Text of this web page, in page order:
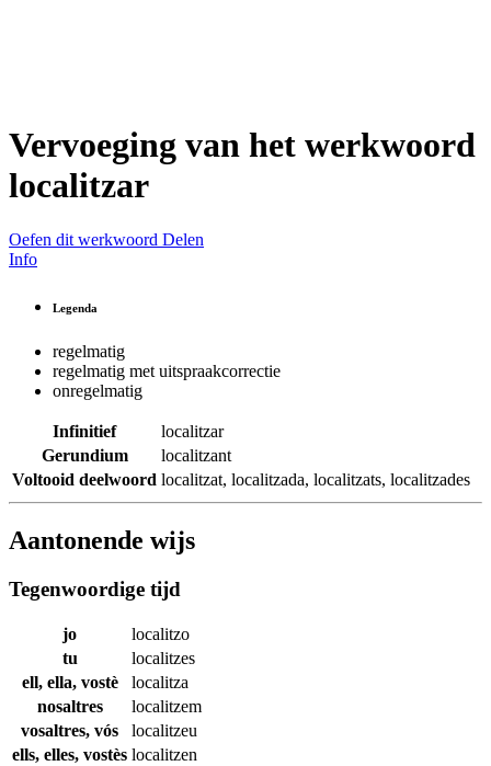
Vervoeging van het werkwoord
localitzar
Oefen dit werkwoord Delen
Info
Legenda
regelmatig
regelmatig met uitspraakcorrectie
onregelmatig
Infinitief
localitzar
Gerundium
localitzant
Voltooid deelwoord localitzat, localitzada, localitzats, localitzades
Aantonende wijs
Tegenwoordige tijd
jo
localitzo
tu
localitzes
ell, ella, vostè
localitza
nosaltres
localitzem
vosaltres, vós
localitzeu
ells, elles, vostès localitzen